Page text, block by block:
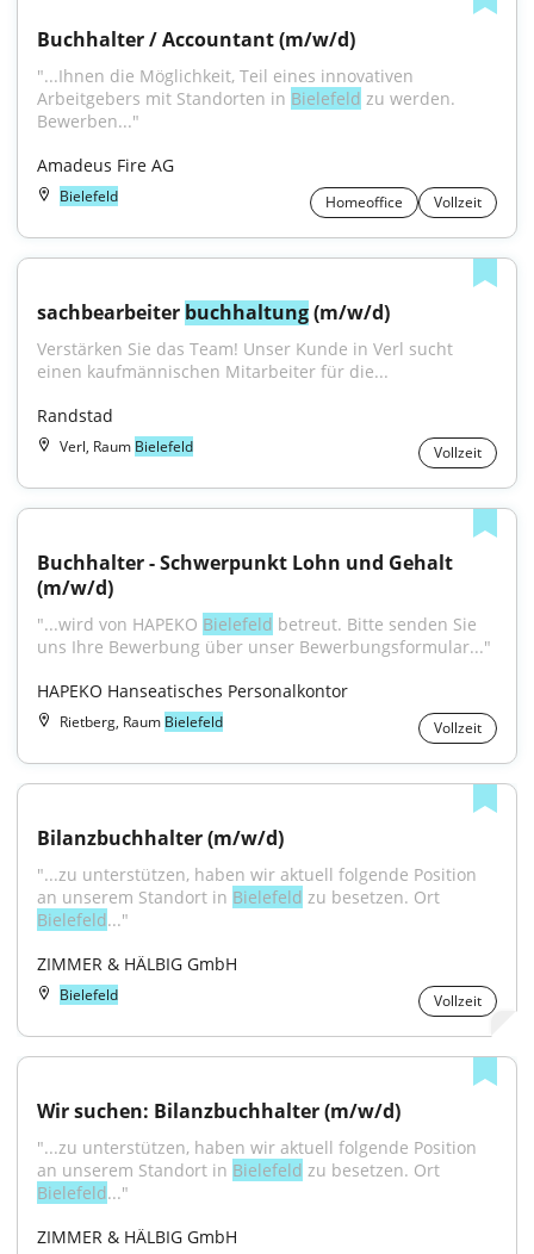
Buchhalter / Accountant (m/w/d)
"...Ihnen die Möglichkeit, Teil eines innovativen
Arbeitgebers mit Standorten in Bielefeld zu werden.
Bewerben..."
Amadeus Fire AG
Bielefeld Homeoffice Vollzeit
sachbearbeiter buchhaltung (m/w/d)
Verstärken Sie das Team! Unser Kunde in Verl sucht
einen kaufmännischen Mitarbeiter für die...
Randstad
Verl, Raum Bielefeld Vollzeit
Buchhalter - Schwerpunkt Lohn und Gehalt
(m/w/d)
"...wird von HAPEKO Bielefeld betreut. Bitte senden Sie
uns Ihre Bewerbung über unser Bewerbungsformular..."
HAPEKO Hanseatisches Personalkontor
Rietberg, Raum Bielefeld Vollzeit
Bilanzbuchhalter (m/w/d)
"...zu unterstützen, haben wir aktuell folgende Position
an unserem Standort in Bielefeld
Bielefeld..."
ZIMMER & HÄLBIG GmbH
Bielefeld Vollzeit
Wir suchen: Bilanzbuchhalter (m/w/d)
"...zu unterstützen, haben wir aktuell folgende Position
an unserem Standort in Bielefeld
Bielefeld..."
ZIMMER & HÄLBIG GmbH